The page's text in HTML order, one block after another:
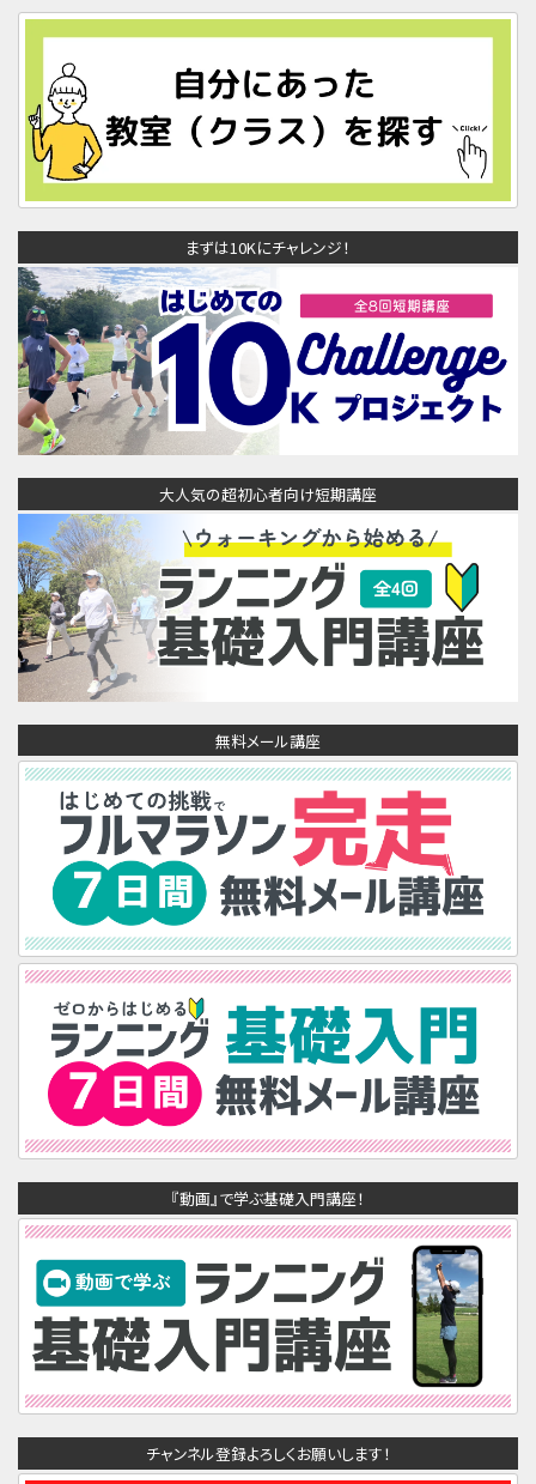
まずは10Kにチャレンジ！
大人気の超初心者向け短期講座
無料メール講座
『動画』で学ぶ基礎入門講座！
チャンネル登録よろしくお願いします！